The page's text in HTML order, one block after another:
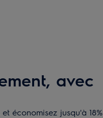
avec
économisez jusqu'à 18%